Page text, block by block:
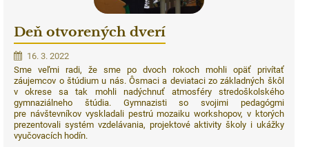
Deň otvorených dverí
16. 3. 2022
Sme veľmi radi, že sme po dvoch rokoch mohli opäť privítať
záujemcov o štúdium u nás. Ôsmaci a deviataci zo základných škôl
v okrese sa tak mohli nadýchnuť atmosféry stredoškolského
gymnaziálneho štúdia. Gymnazisti so svojimi pedagógmi
pre návštevníkov vyskladali pestrú mozaiku workshopov, v ktorých
prezentovali systém vzdelávania, projektové aktivity školy i ukážky
vyučovacích hodín.